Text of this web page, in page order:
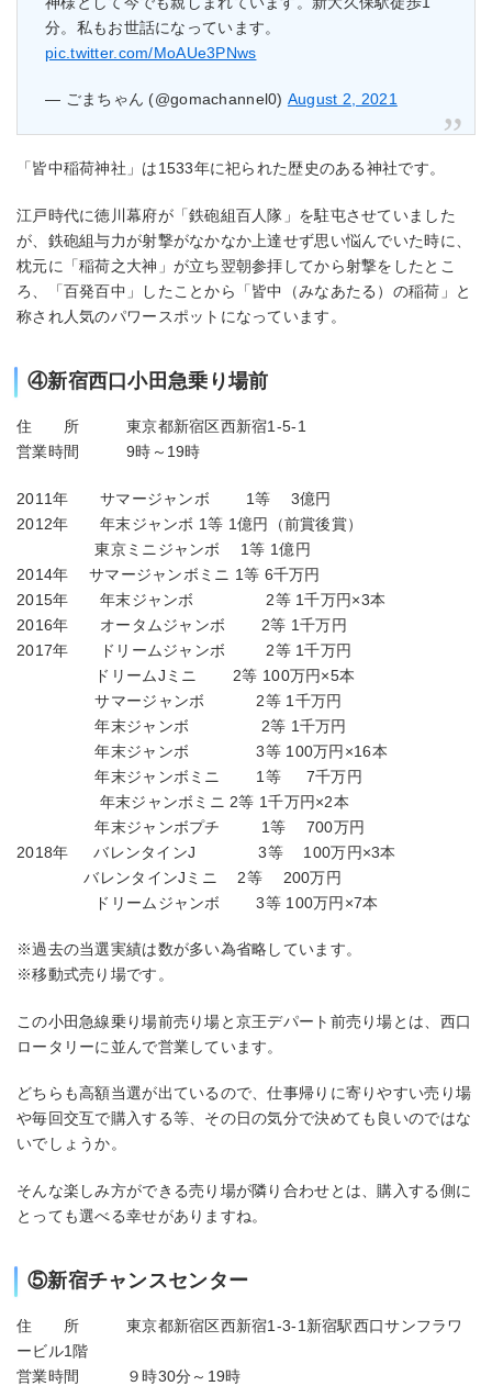
分。私もお世話になっています。
pic.twitter.com/MoAUe3PNws
— ごまちゃん (@gomachannel0) August 2, 2021
「皆中稲荷神社」は1533年に祀られた歴史のある神社です。
江戸時代に徳川幕府が「鉄砲組百人隊」を駐屯させていました
が、鉄砲組与力が射撃がなかなか上達せず思い悩んでいた時に、
枕元に「稲荷之大神」が立ち翌朝参拝してから射撃をしたとこ
ろ、「百発百中」したことから「皆中（みなあたる）の稲荷」と
称され人気のパワースポットになっています。
④新宿西口小田急乗り場前
住 所 東京都新宿区西新宿1-5-1
営業時間 9時～19時
2011年 サマージャンボ 1等 3億円
2012年 年末ジャンボ 1等 1億円（前賞後賞）
東京ミニジャンボ 1等 1億円
2014年 サマージャンボミニ 1等 6千万円
2015年 年末ジャンボ 2等 1千万円×3本
2016年 オータムジャンボ 2等 1千万円
2017年 ドリームジャンボ 2等 1千万円
ドリームJミニ 2等 100万円×5本
サマージャンボ 2等 1千万円
年末ジャンボ 2等 1千万円
年末ジャンボ 3等 100万円×16本
年末ジャンボミニ 1等 7千万円
年末ジャンボミニ 2等 1千万円×2本
年末ジャンボプチ 1等 700万円
2018年 バレンタインJ 3等 100万円×3本
バレンタインJミニ 2等 200万円
ドリームジャンボ 3等 100万円×7本
※過去の当選実績は数が多い為省略しています。
※移動式売り場です。
この小田急線乗り場前売り場と京王デパート前売り場とは、西口
ロータリーに並んで営業しています。
どちらも高額当選が出ているので、仕事帰りに寄りやすい売り場
や毎回交互で購入する等、その日の気分で決めても良いのではな
いでしょうか。
そんな楽しみ方ができる売り場が隣り合わせとは、購入する側に
とっても選べる幸せがありますね。
⑤新宿チャンスセンター
住 所 東京都新宿区西新宿1-3-1新宿駅西口サンフラワ
ービル1階
営業時間 ９時30分～19時